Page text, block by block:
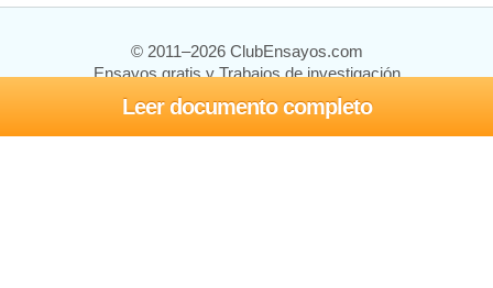
Leer documento completo
© 2011–2026 ClubEnsayos.com
Ensayos gratis y Trabajos de investigación